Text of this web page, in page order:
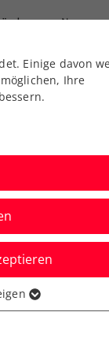
News
uns
Einige davon
Ihre
der
die Webseite